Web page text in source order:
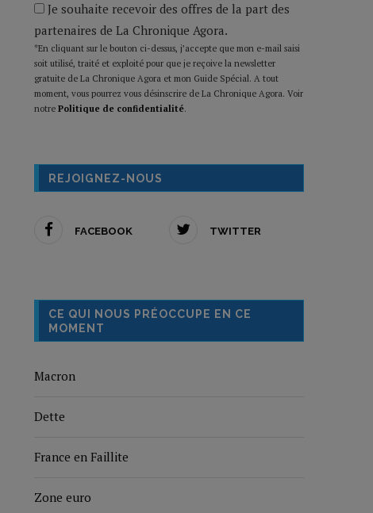
Je souhaite recevoir des offres de la part des
partenaires de La Chronique Agora.
*En cliquant sur le bouton ci-dessus, j’accepte que mon e-mail saisi
soit utilisé, traité et exploité pour que je reçoive la newsletter
gratuite de La Chronique Agora et mon Guide Spécial. A tout
moment, vous pourrez vous désinscrire de La Chronique Agora. Voir
notre Politique de confidentialité.
REJOIGNEZ-NOUS
FACEBOOK TWITTER
CE QUI NOUS PRÉOCCUPE EN CE
MOMENT
Macron
Dette
France en Faillite
Zone euro